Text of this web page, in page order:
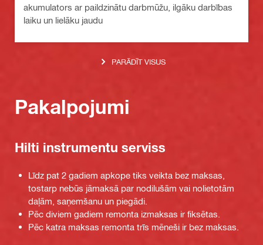
akumulators ar paildzinātu darbmūžu, ilgāku darbības
laiku un lielāku jaudu
PARĀDĪT VISUS
Pakalpojumi
Hilti instrumentu serviss
Līdz pat 2 gadiem apkope tiks veikta bez maksas,
tostarp nebūs jāmaksā par nodilušām vai nolietotām
daļām, saņemšanu un piegādi.
Pēc diviem gadiem remonta izmaksas ir fiksētas.
Pēc katra maksas remonta trīs mēneši ir bez maksas.